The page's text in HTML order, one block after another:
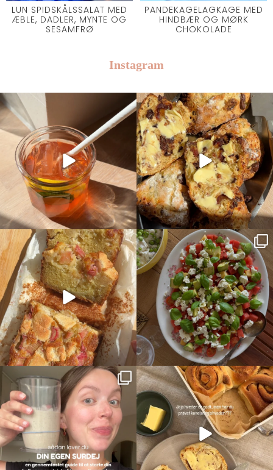
LUN SPIDSKÅLSSALAT MED
ÆBLE, DADLER, MYNTE OG
SESAMFRØ
PANDEKAGELAGKAGE MED
HINDBÆR OG MØRK
CHOKOLADE
Instagram